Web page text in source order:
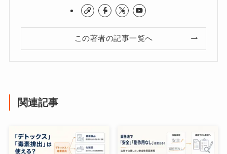
この著者の記事一覧へ
関連記事